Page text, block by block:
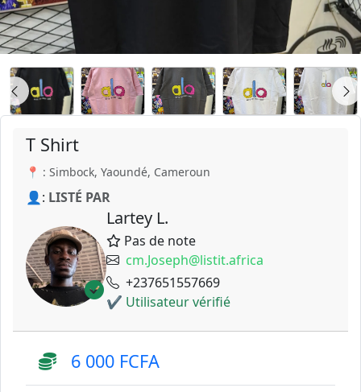
T Shirt
📍 : Simbock, Yaoundé, Cameroun
👤: LISTÉ PAR
Lartey L.
Pas de note
cm.Joseph@listit.africa
+237651557669
✔ Utilisateur vérifié
6 000 FCFA